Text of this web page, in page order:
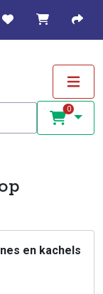
0
en kachels